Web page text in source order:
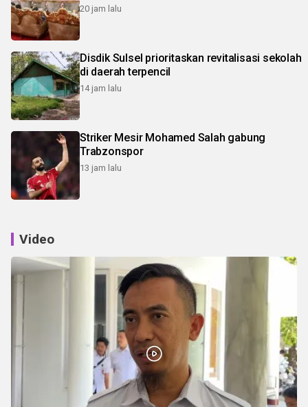
20 jam lalu
Disdik Sulsel prioritaskan revitalisasi sekolah
di daerah terpencil
14 jam lalu
Striker Mesir Mohamed Salah gabung
Trabzonspor
13 jam lalu
Video